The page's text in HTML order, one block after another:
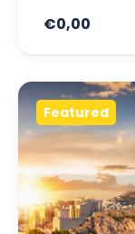
€0,00
Featured